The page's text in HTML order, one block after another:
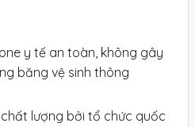
y tế an toàn, không gây
băng vệ sinh thông
lượng bởi tổ chức quốc